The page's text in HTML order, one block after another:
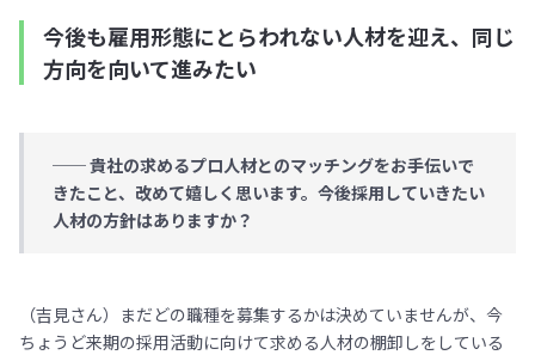
今後も雇用形態にとらわれない人材を迎え、同じ
方向を向いて進みたい
── 貴社の求めるプロ人材とのマッチングをお手伝いで
きたこと、改めて嬉しく思います。今後採用していきたい
人材の方針はありますか？
（吉見さん）まだどの職種を募集するかは決めていませんが、今
ちょうど来期の採用活動に向けて求める人材の棚卸しをしている